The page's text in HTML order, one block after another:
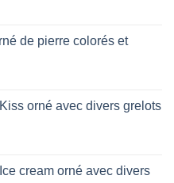
de pierre colorés et
orné avec divers grelots
cream orné avec divers